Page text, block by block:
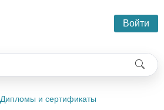
Войти
Дипломы и сертификаты